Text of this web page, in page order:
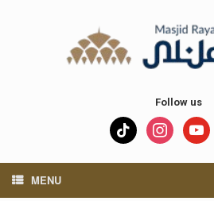
Follow us
tiktok instagramyoutube
MENU